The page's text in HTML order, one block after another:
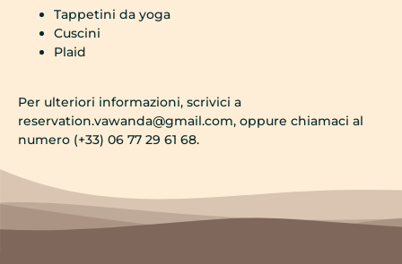
Tappetini da yoga
Cuscini
Plaid
Per ulteriori informazioni, scrivici a
reservation.vawanda@gmail.com, oppure chiamaci al
numero (+33) 06 77 29 61 68.